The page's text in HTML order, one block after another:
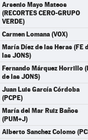
Arsenio Mayo Mateos
(RECORTES CERO-GRUPO
VERDE)
Carmen Lomana (VOX)
María Díez de las Heras (FE
las JONS)
Fernando Márquez Horrillo
de las JONS)
Juan Luis García Córdoba
(PCPE)
María del Mar Ruiz Baños
(PUM+J)
Alberto Sanchez Colomo